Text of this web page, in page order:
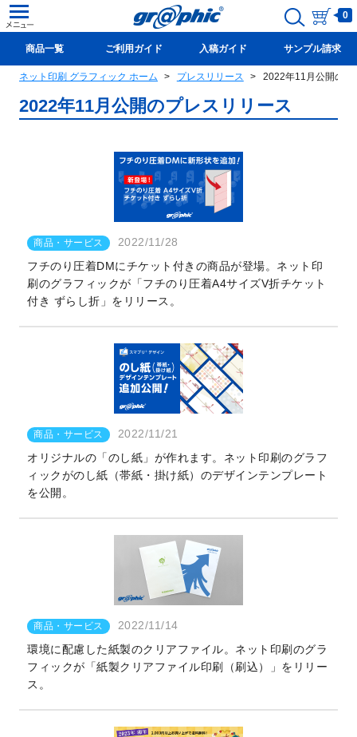
0
商品一覧 ご利用ガイド 入稿ガイド サンプル請求
新規会員登録(無料)
ネット印刷 グラフィック ホーム プレスリリース 2022年11月公開のプ
2022年11月 公開のプレスリリース
商品・サービス
2022/11/28
フチのり圧着DMにチケット付きの商品が登場。ネット印
刷のグラフィックが「フチのり圧着A4サイズV折チケット
付き ずらし折」をリリース。
商品・サービス
2022/11/21
オリジナルの「のし紙」が作れます。ネット印刷のグラフ
ィックがのし紙（帯紙・掛け紙）のデザインテンプレート
を公開。
商品・サービス
2022/11/14
環境に配慮した紙製のクリアファイル。ネット印刷のグラ
フィックが「紙製クリアファイル印刷（刷込）」をリリー
ス。